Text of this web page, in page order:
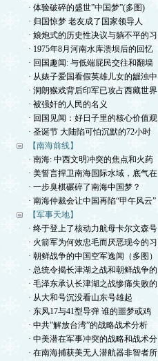
· 体验破碎的盛世”中国梦”(多图)
· 归国惊梦 老友成了国家领导人
· 娘炮式的历史性决议与躺不平的习
· 1975年8月河南水库溃坝后的回忆
· 回国趣闻: 与低端屁民交往和翻墙
· 从婊子爱国看假英雄儿女的龌浊中
· 洞朗猴戏背后印军已攻占西藏世界
· 被强奸的人民的名义
· 回国见闻：好日子里的核心价值观
· 圣诞节 大陆陷可怕沉默的72小时
【南海前线】
· 南海: 中西文明冲突的焦点和火药
· 美誓言捍卫南海国际水域，底气在
· 一步臭棋碾碎了南海中国梦？
· 南海仲裁会让中国再陷“甲午风云”
【军事天地】
· 终于登上了核动力航母卡尔文森号
· 火箭军为何效忠毛而厌恶现今的习
· 朝鲜战争的中国空军逸闻（多图）
· 总统令揭长津湖之战和朝鲜战争的
· 毛泽东承认长津湖之战惨痛失败的
· 从大和号沉没看山东号雄起
· 东风17与41型导弹 谁的噩梦或鸡
· 中共”解放台湾”的战略战术分析
· 中美潜在军事冲突的战略和战术分
· 在南海捕获美无人潜航器非智者所